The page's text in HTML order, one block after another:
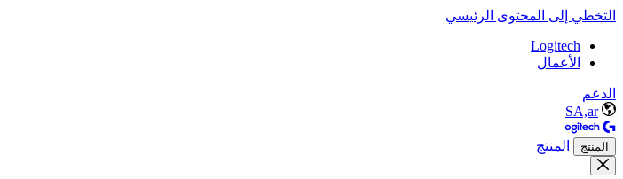
التخطي إلى المحتوى الرئيسي
Logitech
الأعمال
الدعم
SA,ar
المنتج المنتج